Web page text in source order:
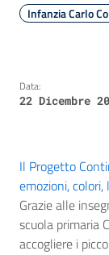
Infanzia Carlo
Data:
22 Dicembre
Il Progetto
emozioni,
Grazie alle
scuola primaria
accogliere i